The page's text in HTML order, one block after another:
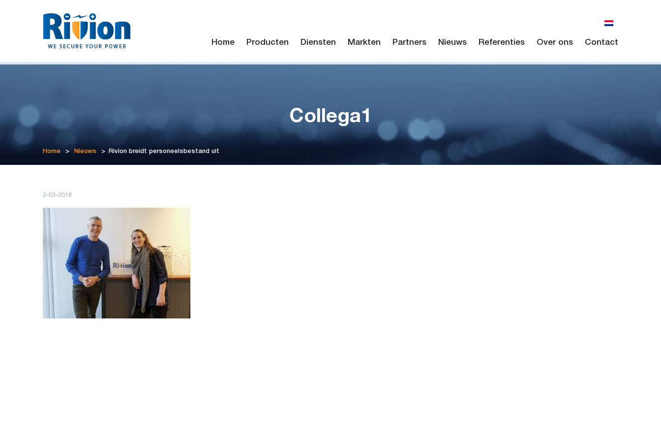
Home Producten Diensten Markten Partners Nieuws Referenties Over ons Contact
Collega1
Home > Nieuws > Rivion breidt personeelsbestand uit
2-03-2018